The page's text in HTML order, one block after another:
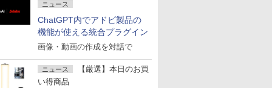
ニュース
ChatGPT内でアドビ製品の
機能が使える統合プラグイン
画像・動画の作成を対話で
ニュース
【厳選】本日のお買
い得商品